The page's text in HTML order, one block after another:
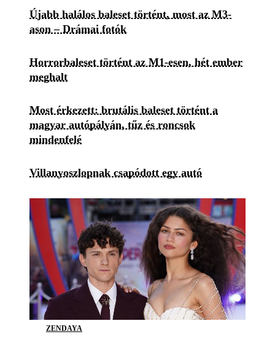
Újabb halálos baleset történt, most az M3-
ason – Drámai fotók
Horrorbaleset történt az M1-esen, hét ember
meghalt
Most érkezett: brutális baleset történt a
magyar autópályán, tűz és roncsok
mindenfelé
Villanyoszlopnak csapódott egy autó
ZENDAYA